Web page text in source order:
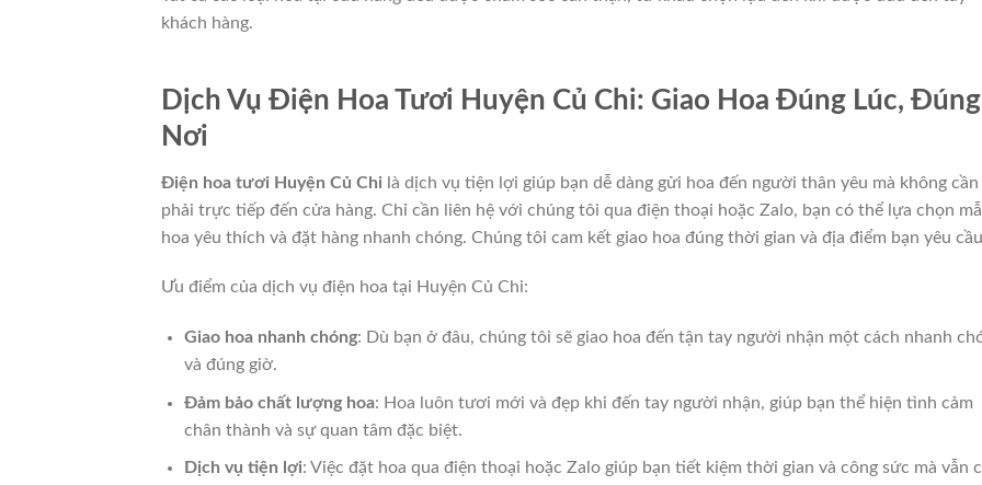
khách hàng.
Dịch Vụ Điện Hoa Tươi Huyện Củ Chi: Giao Hoa Đúng Lúc, Đúng
Nơi
Điện hoa tươi Huyện Củ Chi là dịch vụ tiện lợi giúp bạn dễ dàng gửi hoa đến người thân yêu mà không cần
phải trực tiếp đến cửa hàng. Chỉ cần liên hệ với chúng tôi qua điện thoại hoặc Zalo, bạn có thể lựa chọn
hoa yêu thích và đặt hàng nhanh chóng. Chúng tôi cam kết giao hoa đúng thời gian và địa điểm bạn yêu
Ưu điểm của dịch vụ điện hoa tại Huyện Củ Chi:
Giao hoa nhanh chóng: Dù bạn ở đâu, chúng tôi sẽ giao hoa đến tận tay người nhận một cách nhanh
và đúng giờ.
Đảm bảo chất lượng hoa: Hoa luôn tươi mới và đẹp khi đến tay người nhận, giúp bạn thể hiện tình cảm
chân thành và sự quan tâm đặc biệt.
Dịch vụ tiện lợi: Việc đặt hoa qua điện thoại hoặc Zalo giúp bạn tiết kiệm thời gian và công sức mà vẫn